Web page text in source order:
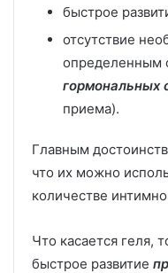
быстрое
отсутствие
определенным
гормональных
приема).
Главным
что их можно
количестве
Что касается геля,
быстрое развитие